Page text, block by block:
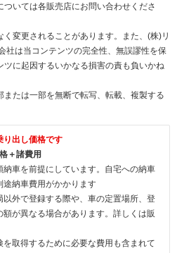
いては各販売店にお問い合わせくださ
変更されることがあります。また、(株)リ
社は当コンテンツの完全性、無誤謬性を保
に起因するいかなる損害の責も負いかね
たは一部を無断で転写、転載、複製する
り出し価格です
＋諸費用
車を前提にしています。自宅への納車
途納車費用がかかります
外で登録する際や、車の定置場所、登
が異なる場合があります。詳しくは販
取得するために必要な費用も含まれて